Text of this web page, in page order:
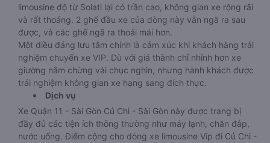
limousine độ từ Solati lại có trần cao, không gian xe rộng rãi
và rất thoáng. 2 ghế đầu xe của dòng này vẫn ngã ra sau
được, và các ghế ngã ra thoải mái hơn.
Một điều đáng lưu tâm chính là cảm xúc khi khách hàng trải
nghiệm chuyến xe VIP. Dù với giá thành chỉ nhỉnh hơn xe
giường nằm chừng vài chục nghìn, nhưng hành khách được
trải nghiệm không gian xe hạng sang đích thực.
Dịch vụ
Xe Quận 11 - Sài Gòn Củ Chi - Sài Gòn này được trang bị
đầy đủ các tiện ích thông thường như máy lạnh, chăn đắp,
nước uống. Điểm cộng cho dòng xe limousine Vip đi Củ Chi -